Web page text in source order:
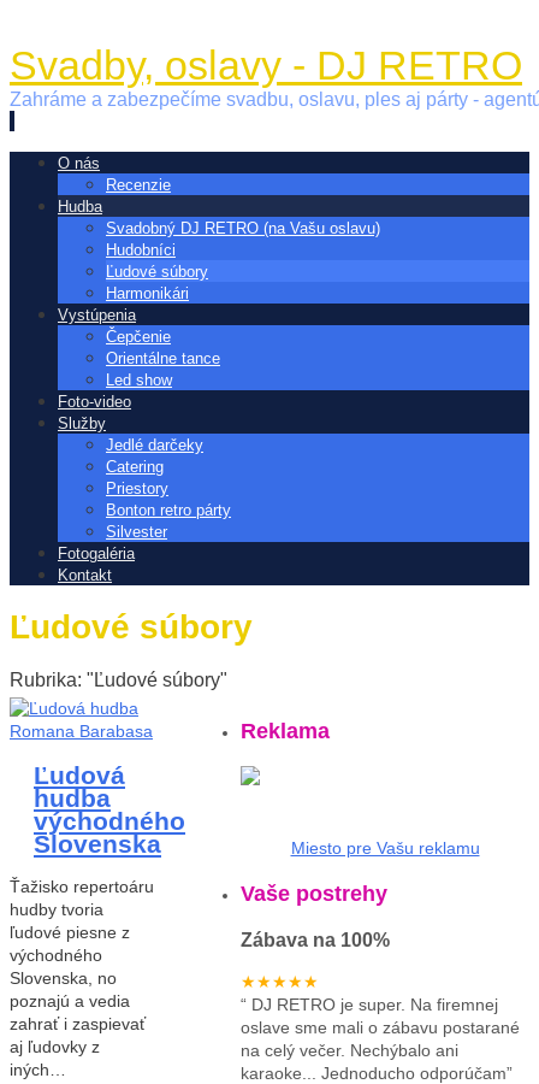
Svadby, oslavy - DJ RETRO
Zahráme a zabezpečíme svadbu, oslavu, ples aj párty -
Přeskočit
obsah
O nás
Recenzie
Hudba
Svadobný DJ RETRO (na Vašu oslavu)
Hudobníci
Ľudové súbory
Harmonikári
Vystúpenia
Čepčenie
Orientálne tance
Led show
Foto-video
Služby
Jedlé darčeky
Catering
Priestory
Bonton retro párty
Silvester
Fotogaléria
Kontakt
Ľudové súbory
Rubrika: "Ľudové súbory"
Ľudová
hudba
východného
Slovenska
Ťažisko repertoáru
hudby tvoria
ľudové piesne z
východného
Slovenska, no
poznajú a vedia
zahrať i zaspievať
aj ľudovky z
iných…
Reklama
Miesto pre Vašu reklamu
Vaše postrehy
Zábava na 100%
★★★★★
“ DJ RETRO je super. Na firemnej
oslave sme mali o zábavu postarané
na celý večer. Nechýbalo ani
karaoke... Jednoducho odporúčam”